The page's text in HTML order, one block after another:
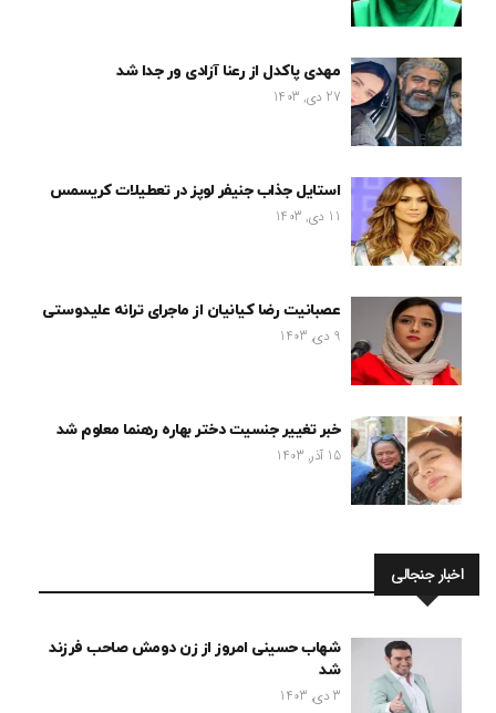
مهدی پاکدل از رعنا آزادی ور جدا شد
27 دی, 1403
استایل جذاب جنیفر لوپز در تعطیلات کریسمس
11 دی, 1403
عصبانیت رضا کیانیان از ماجرای ترانه علیدوستی
9 دی, 1403
خبر تغییر جنسیت دختر بهاره رهنما معلوم شد
15 آذر, 1403
اخبار جنجالی
شهاب حسینی امروز از زن دومش صاحب فرزند
شد
3 دی, 1403